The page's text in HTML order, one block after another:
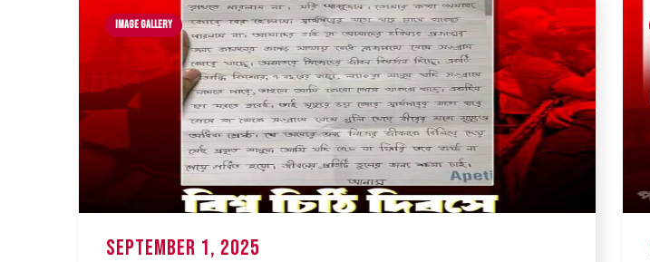
Image Gallery
September 1, 2025